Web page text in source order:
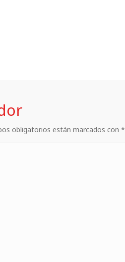
obligatorios están marcados con *